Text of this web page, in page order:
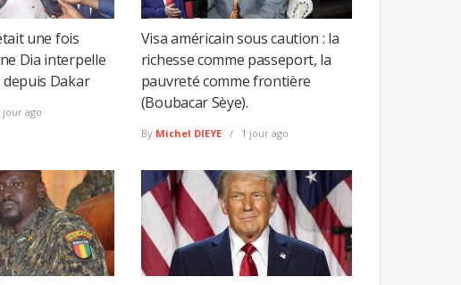
une fois
Dia interpelle
depuis Dakar
jour ago
Visa américain sous caution : la
richesse comme passeport, la
pauvreté comme frontière
(Boubacar Sèye).
By Michel DIEYE 1 jour ago